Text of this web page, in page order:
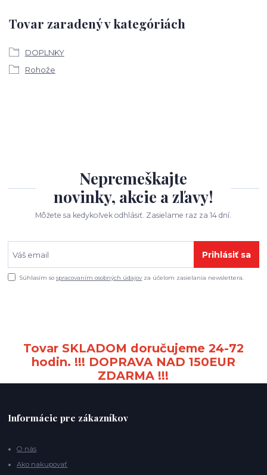
Tovar zaradený v kategóriách
DOPLNKY
Rohože
Nepremeškajte
novinky, akcie a zľavy!
Môžete sa kedykoľvek odhlásiť. Zasielame raz za 14 dní.
Prihlásiť sa
Súhlasím sospracovaním osobných údajov za účelom zasielania newslettera.
Tovar SKLADOM doručujeme 24-72
hodin. !!! DOPRAVA NAD 150EUR
ZDARMA !!!
Informácie pre zákazníkov
O nás
Ako nakupovať